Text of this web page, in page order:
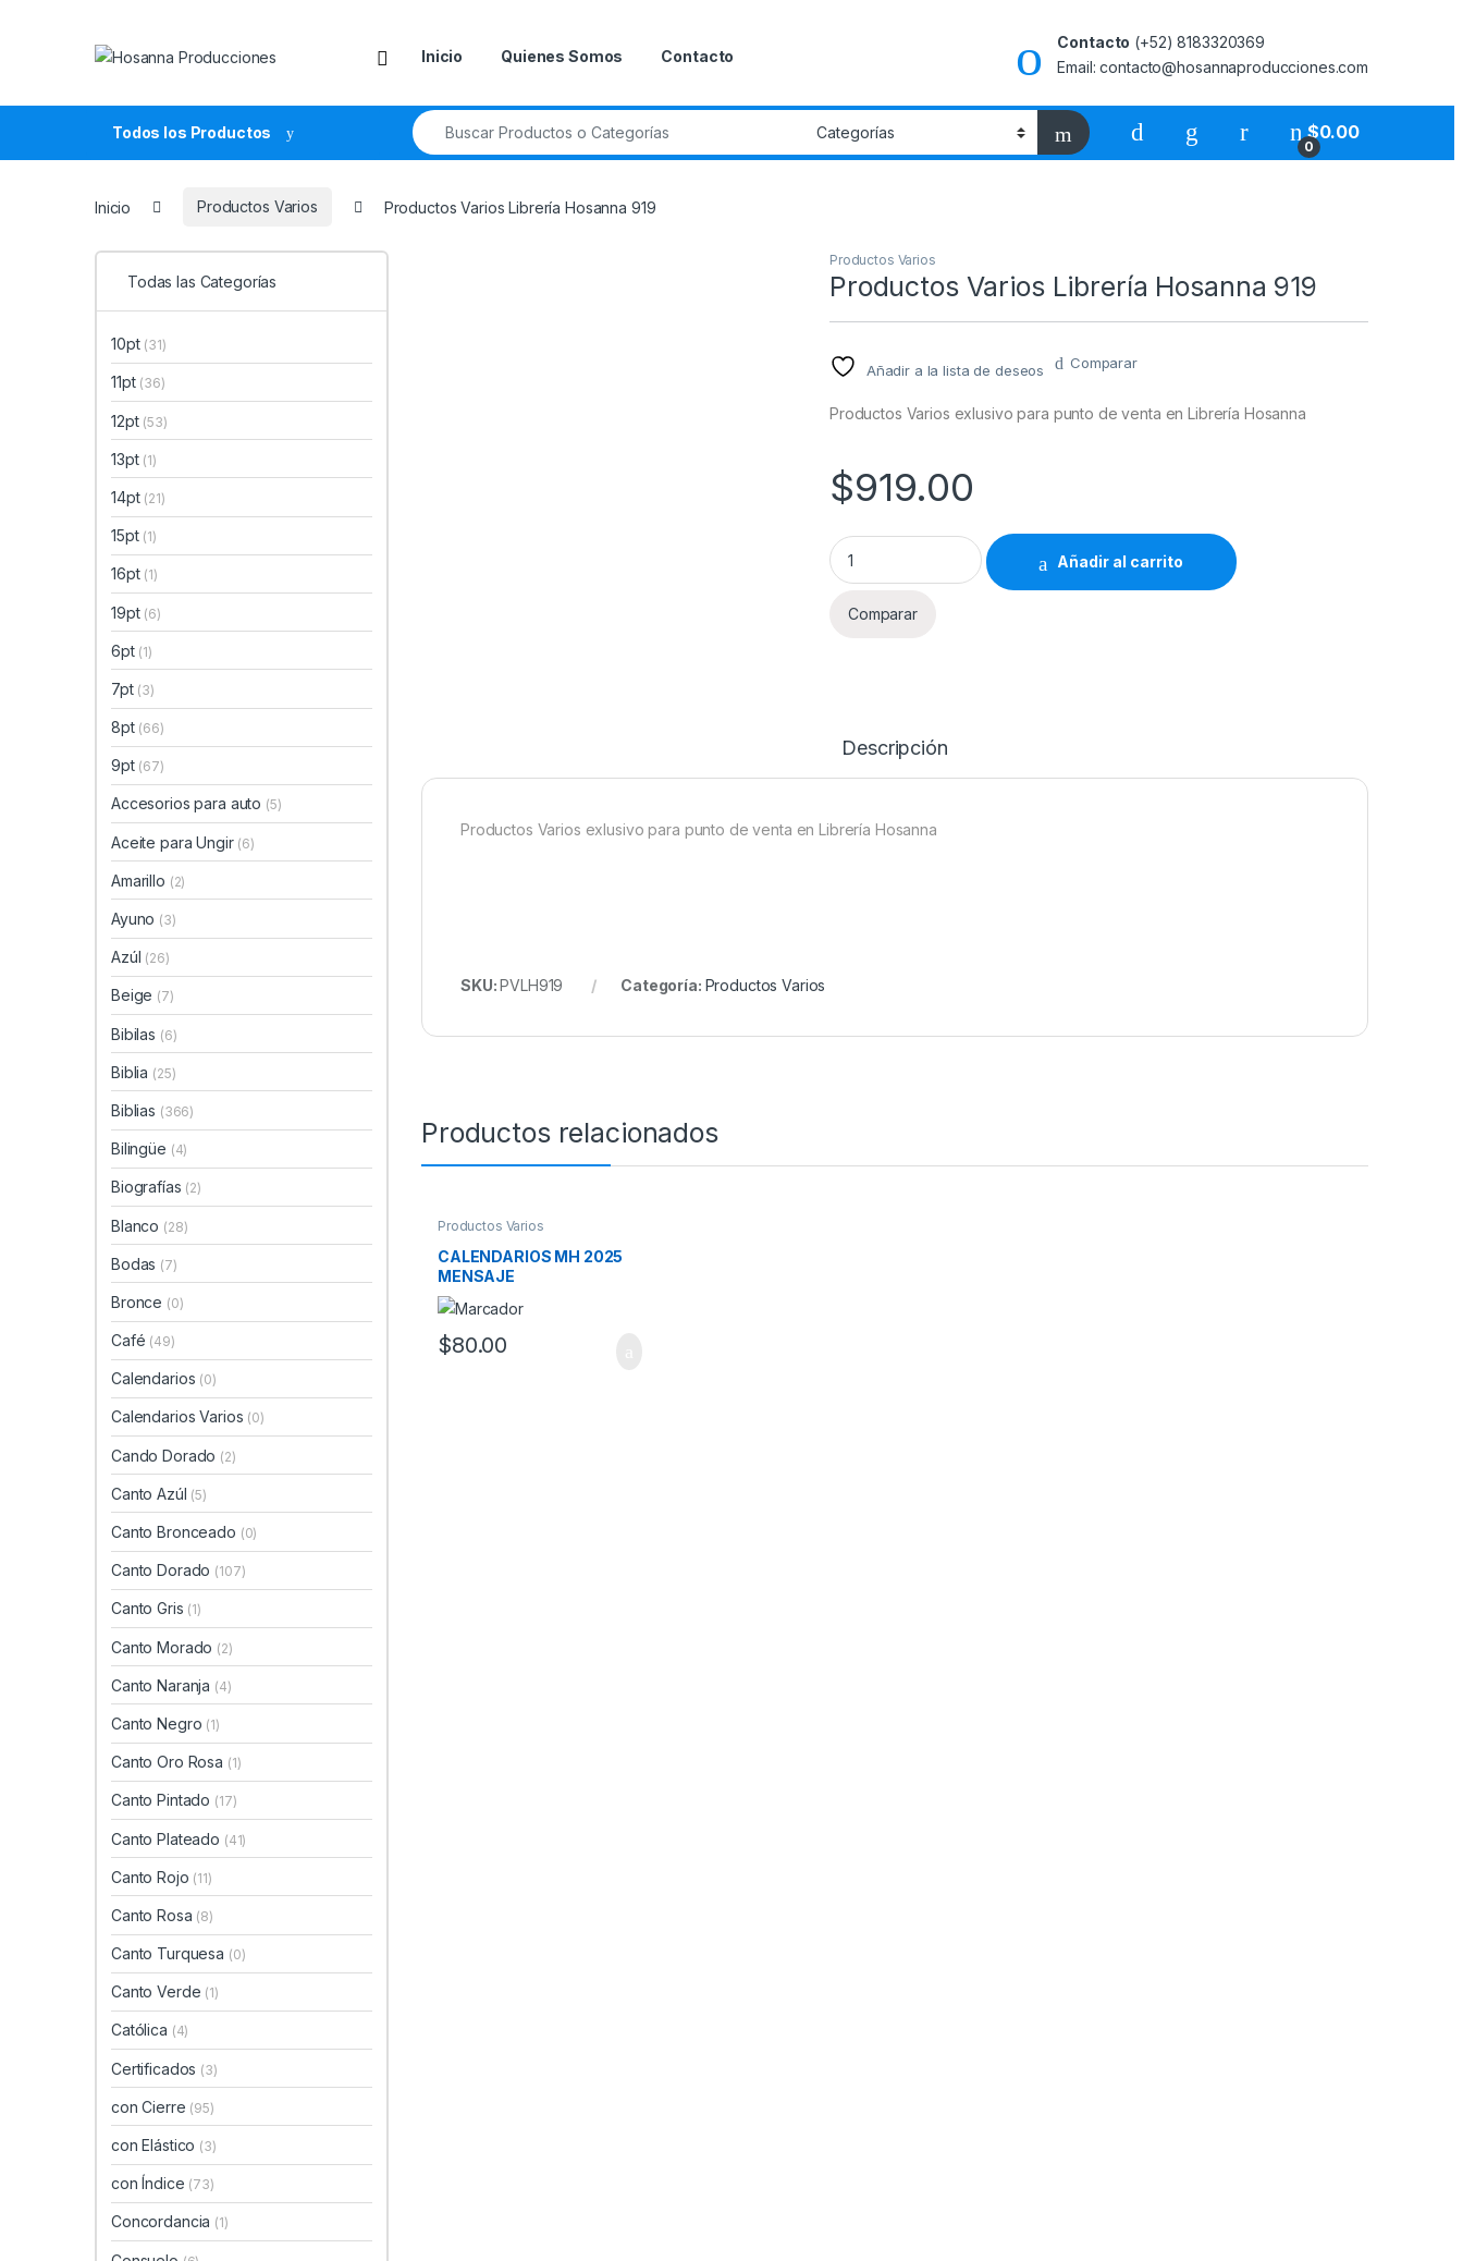
Inicio Quienes Somos Contacto
Contacto (+52) 8183320369
Email: contacto@hosannaproducciones.com
Todos los Productos
Search for:
0
$0.00
Inicio Productos Varios Productos Varios Librería Hosanna 919
Productos Varios
Productos Varios Librería Hosanna 919
Añadir a la lista de deseos Comparar
Productos Varios exlusivo para punto de venta en Librería Hosanna
$919.00
Productos Varios Librería Hosanna 919 quantity
Añadir al carrito
Comparar
Descripción
Productos Varios exlusivo para punto de venta en Librería Hosanna
SKU:PVLH919 Categoría: Productos Varios
Productos relacionados
Productos Varios
CALENDARIOS MH 2025
MENSAJE
$80.00
Todas las Categorías
10pt (31)
11pt (36)
12pt (53)
13pt (1)
14pt (21)
15pt (1)
16pt (1)
19pt (6)
6pt (1)
7pt (3)
8pt (66)
9pt (67)
Accesorios para auto (5)
Aceite para Ungir (6)
Amarillo (2)
Ayuno (3)
Azúl (26)
Beige (7)
Bibilas (6)
Biblia (25)
Biblias (366)
Bilingüe (4)
Biografías (2)
Blanco (28)
Bodas (7)
Bronce (0)
Café (49)
Calendarios (0)
Calendarios Varios (0)
Cando Dorado (2)
Canto Azúl (5)
Canto Bronceado (0)
Canto Dorado (107)
Canto Gris (1)
Canto Morado (2)
Canto Naranja (4)
Canto Negro (1)
Canto Oro Rosa (1)
Canto Pintado (17)
Canto Plateado (41)
Canto Rojo (11)
Canto Rosa (8)
Canto Turquesa (0)
Canto Verde (1)
Católica (4)
Certificados (3)
con Cierre (95)
con Elástico (3)
con Índice (73)
Concordancia (1)